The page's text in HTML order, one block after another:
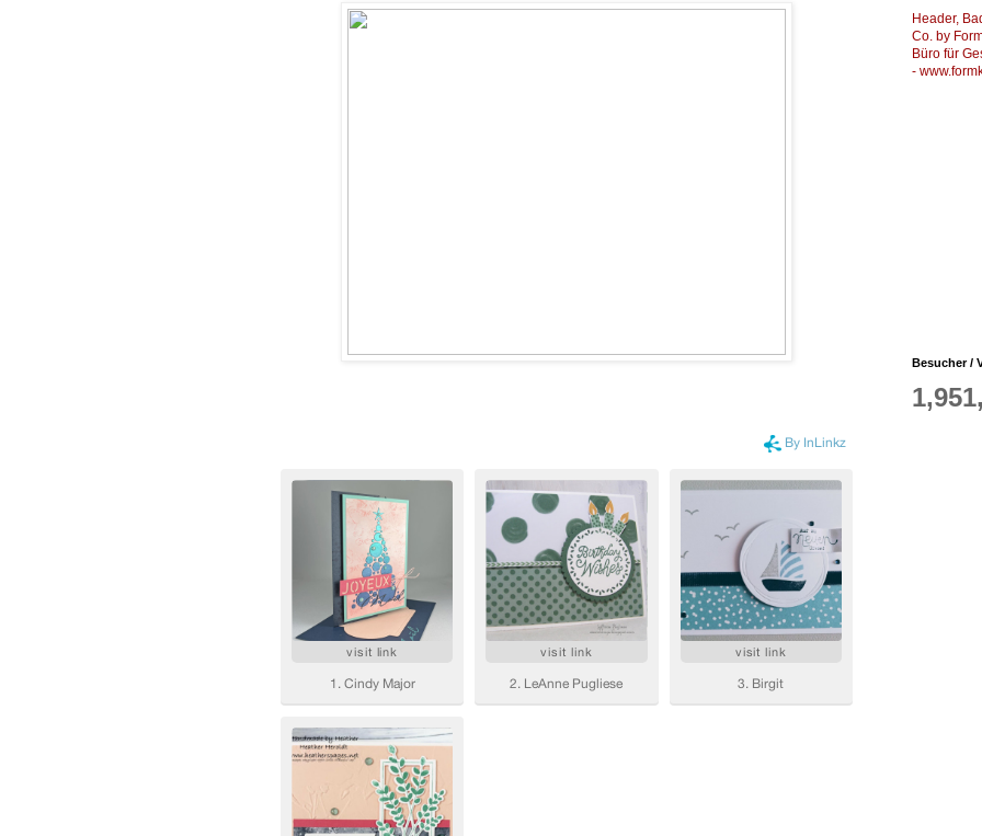
Header,
Co. by
Büro für
-
Besucher /